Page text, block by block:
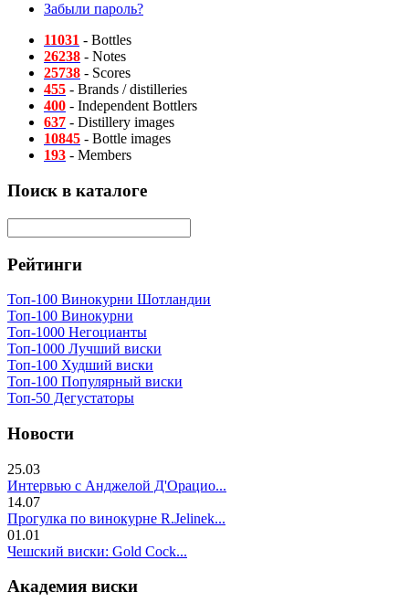
Забыли пароль?
11031 - Bottles
26238 - Notes
25738 - Scores
455 - Brands / distilleries
400 - Independent Bottlers
637 - Distillery images
10845 - Bottle images
193 - Members
Поиск в каталоге
Рейтинги
Топ-100 Винокурни Шотландии
Топ-100 Винокурни
Топ-1000 Негоцианты
Топ-1000 Лучший виски
Топ-100 Худший виски
Топ-100 Популярный виски
Топ-50 Дегустаторы
Новости
25.03
Интервью с Анджелой Д'Орацио...
14.07
Прогулка по винокурне R.Jelinek...
01.01
Чешский виски: Gold Cock...
Академия виски